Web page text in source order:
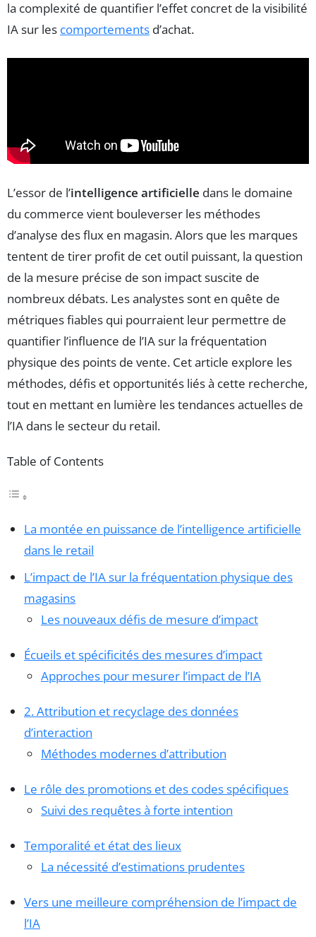
la complexité de quantifier l’effet concret de la visibilité
IA sur les comportements d’achat.
L’essor de l’intelligence artificielle dans le domaine
du commerce vient bouleverser les méthodes
d’analyse des flux en magasin. Alors que les marques
tentent de tirer profit de cet outil puissant, la question
de la mesure précise de son impact suscite de
nombreux débats. Les analystes sont en quête de
métriques fiables qui pourraient leur permettre de
quantifier l’influence de l’IA sur la fréquentation
physique des points de vente. Cet article explore les
méthodes, défis et opportunités liés à cette recherche,
tout en mettant en lumière les tendances actuelles de
l’IA dans le secteur du retail.
Table of Contents
La montée en puissance de l’intelligence artificielle
dans le retail
L’impact de l’IA sur la fréquentation physique des
magasins
Les nouveaux défis de mesure d’impact
Écueils et spécificités des mesures d’impact
Approches pour mesurer l’impact de l’IA
2. Attribution et recyclage des données
d’interaction
Méthodes modernes d’attribution
Le rôle des promotions et des codes spécifiques
Suivi des requêtes à forte intention
Temporalité et état des lieux
La nécessité d’estimations prudentes
Vers une meilleure compréhension de l’impact de
l’IA